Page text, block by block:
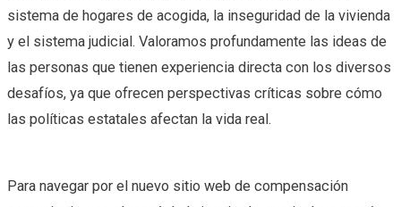
sistema de hogares de acogida, la inseguridad de la vivienda
y el sistema judicial. Valoramos profundamente las ideas de
las personas que tienen experiencia directa con los diversos
desafíos, ya que ofrecen perspectivas críticas sobre cómo
las políticas estatales afectan la vida real.
Para navegar por el nuevo sitio web de compensación